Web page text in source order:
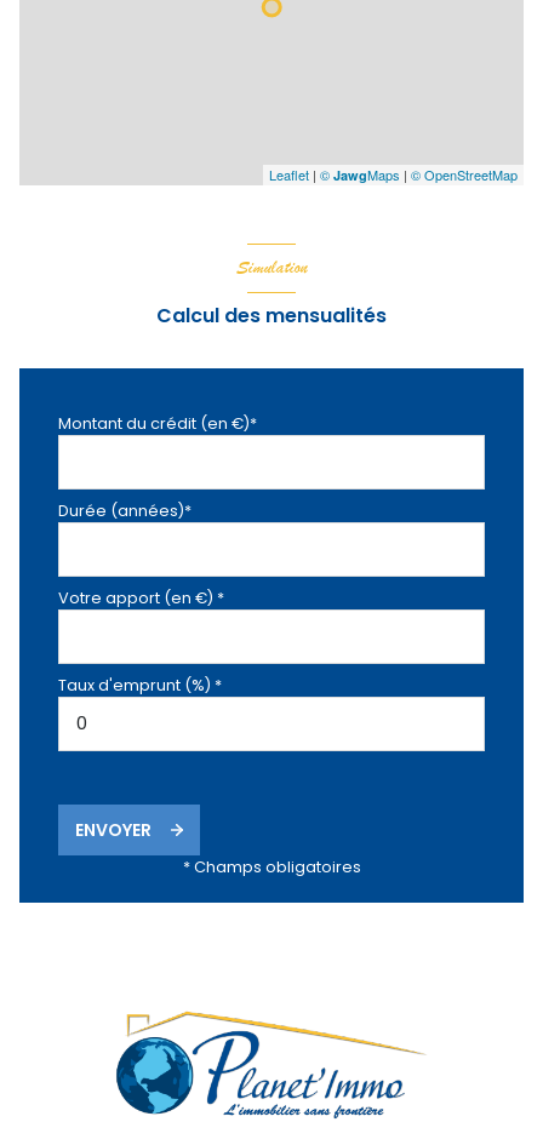
Leaflet | © JawgMaps | © OpenStreetMap
Simulation
Calcul des mensualités
Montant du crédit (en €)*
Durée (années)*
Votre apport (en €) *
Taux d'emprunt (%) *
ENVOYER
* Champs obligatoires